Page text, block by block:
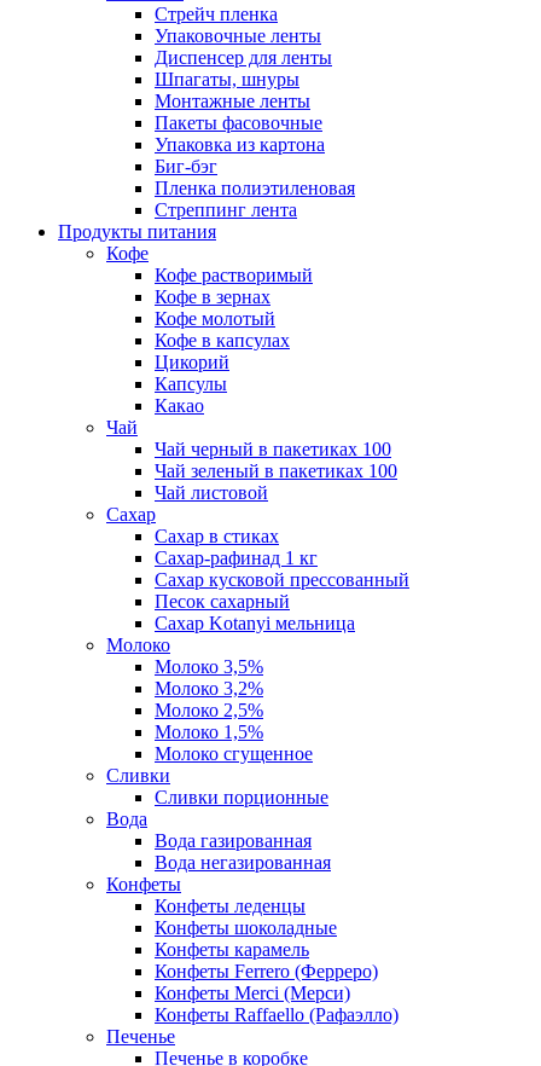
Стрейч пленка
Упаковочные ленты
Диспенсер для ленты
Шпагаты, шнуры
Монтажные ленты
Пакеты фасовочные
Упаковка из картона
Биг-бэг
Пленка полиэтиленовая
Стреппинг лента
Продукты питания
Кофе
Кофе растворимый
Кофе в зернах
Кофе молотый
Кофе в капсулах
Цикорий
Капсулы
Какао
Чай
Чай черный в пакетиках 100
Чай зеленый в пакетиках 100
Чай листовой
Сахар
Сахар в стиках
Сахар-рафинад 1 кг
Сахар кусковой прессованный
Песок сахарный
Сахар Kotanyi мельница
Молоко
Молоко 3,5%
Молоко 3,2%
Молоко 2,5%
Молоко 1,5%
Молоко сгущенное
Сливки
Сливки порционные
Вода
Вода газированная
Вода негазированная
Конфеты
Конфеты леденцы
Конфеты шоколадные
Конфеты карамель
Конфеты Ferrero (Ферреро)
Конфеты Merci (Мерси)
Конфеты Raffaello (Рафаэлло)
Печенье
Печенье в коробке